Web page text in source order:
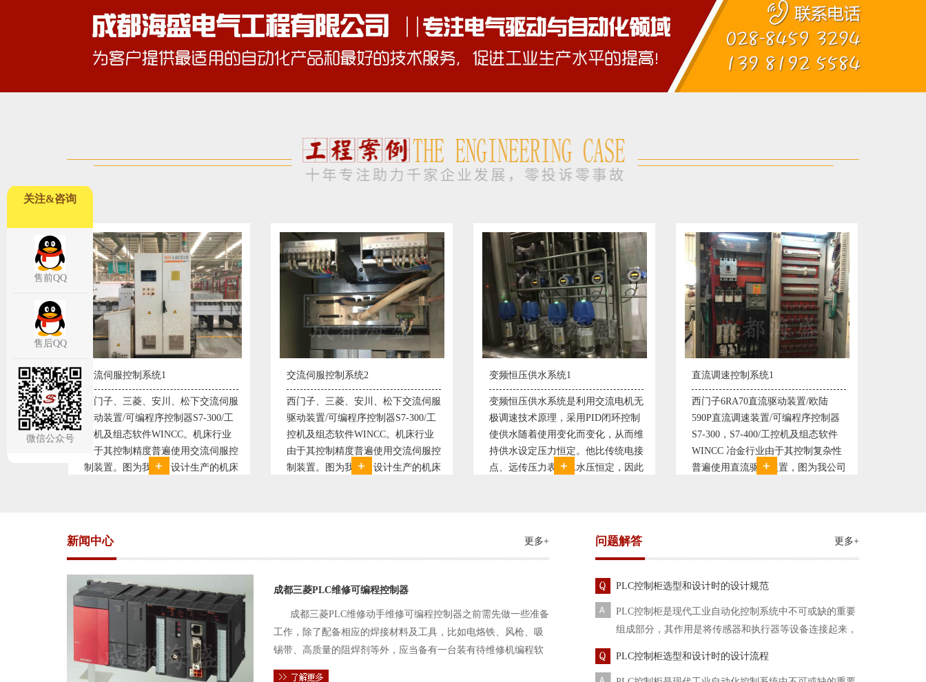
流伺服
300/工
行业
交流伺服控制系统2
西门子、三菱、安川、松下交流伺服
驱动装置/可编程序控制器S7-300/工
控机及组态软件WINCC。机床行业
由于其控制精度普遍使用交流伺服控
制装置。图为我公司设计生产的机床
变频恒压供水系统1
变频恒压供水系统是利用交流电机无
极调速技术原理，采用PID闭环控制
使供水随着使用变化而变化，从而维
持供水设定压力恒定。他比传统电接
点、远传压力表供水水压恒定，因此
直流调速控制系统1
西门子6RA70直流驱动装置/欧陆
590P直流调速装置/可编程序控制器
S7-300，S7-400/工控机及组态软件
WINCC 冶金行业由于其控制复杂性
普遍使用直流驱动装置，图为我公司
塑料机械控制系统1
典型的塑料生产线电控系统配置：
丹佛斯变频器VLT5000， RKC温控
仪表， 西门子可编程序控制器S7-
200， 工控组态软件WINCC或
Protool或组态王。 使用在生产塑料
新闻中心 更多+
成都三菱PLC维修可编程控制器
成都三菱PLC维修动手维修可编程控制器之前需先做一些准备
工作，除了配备相应的焊接材料及工具，比如电烙铁、风枪、吸
锡带、高质量的阻焊剂等外，应当备有一台装有待维修机编程软
件的电路及通信电缆。这一是由于待修机常常是从工作系统中拆
问题解答 更多+
PLC控制柜选型和设计时的设计规范
PLC控制柜是现代工业自动化控制系统中不可或缺的重要
组成部分，其作用是将传感器和执行器等设备连接起来，
PLC控制柜选型和设计时的设计流程
关注&咨询
售前QQ
售后QQ
微信公众号